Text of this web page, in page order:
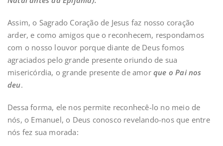
Assim, o Sagrado Coração de Jesus faz nosso coração
arder, e como amigos que o reconhecem, respondamos
com o nosso louvor porque diante de Deus fomos
agraciados pelo grande presente oriundo de sua
misericórdia, o grande presente de amor que o Pai nos
deu.
Dessa forma, ele nos permite reconhecê-lo no meio de
nós, o Emanuel, o Deus conosco revelando-nos que entre
nós fez sua morada: